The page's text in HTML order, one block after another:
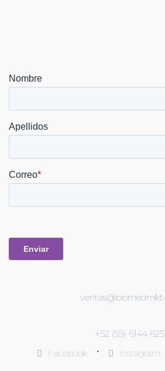
+52 (55) 6144
Facebook
• Instagram